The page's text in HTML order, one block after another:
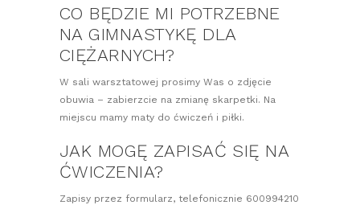
CO BĘDZIE MI POTRZEBNE
NA GIMNASTYKĘ DLA
CIĘŻARNYCH?
W sali warsztatowej prosimy Was o zdjęcie
obuwia – zabierzcie na zmianę skarpetki. Na
miejscu mamy maty do ćwiczeń i piłki.
JAK MOGĘ ZAPISAĆ SIĘ NA
ĆWICZENIA?
Zapisy przez formularz, telefonicznie 600994210